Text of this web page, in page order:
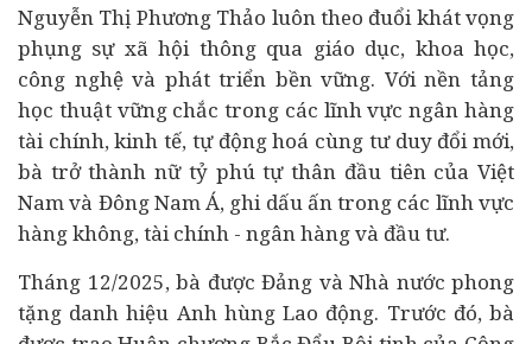
Nguyễn Thị Phương Thảo luôn theo đuổi khát vọng
phụng sự xã hội thông qua giáo dục, khoa học,
công nghệ và phát triển bền vững. Với nền tảng
học thuật vững chắc trong các lĩnh vựcngân hàng
tài chính, kinh tế, tự động hoá cùng tư duy đổi mới,
bà trở thành nữ tỷ phú tự thân đầu tiên của Việt
Nam và Đông Nam Á, ghi dấu ấn trong các lĩnh vực
hàng không, tài chính - ngân hàng và đầu tư.
Tháng 12/2025, bà được Đảng và Nhà nước phong
tặng danh hiệu Anh hùng Lao động. Trước đó, bà